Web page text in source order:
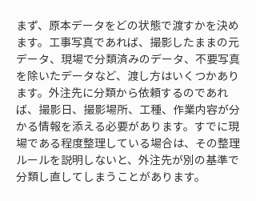
まず、原本データをどの状態で渡すかを決め
ます。工事写真であれば、撮影したままの元
データ、現場で分類済みのデータ、不要写真
を除いたデータなど、渡し方はいくつかあり
ます。外注先に分類から依頼するのであれ
ば、撮影日、撮影場所、工種、作業内容が分
かる情報を添える必要があります。すでに現
場である程度整理している場合は、その整理
ルールを説明しないと、外注先が別の基準で
分類し直してしまうことがあります。